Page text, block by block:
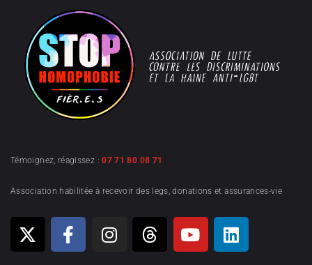
Témoignez, réagissez :07 71 80 08 71
Association habilitée à recevoir des legs, donations et assurances-vie